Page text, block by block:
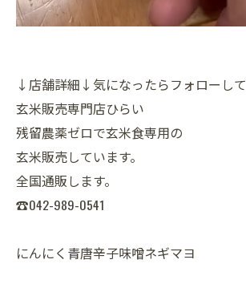
↓店舗詳細↓気になったらフォローして
玄米販売専門店ひらい
残留農薬ゼロで玄米食専用の
玄米販売しています。
全国通販します。
☎042-989-0541
にんにく青唐辛子味噌ネギマヨ